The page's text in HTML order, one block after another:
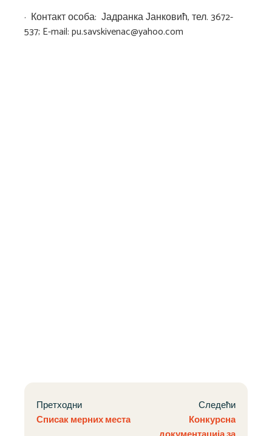
· Контакт особа: Јадранка Јанковић, тел. 3672-
537; E-mail: pu.savskivenac@yahoo.com
Претходни
Списак мерних места
Следећи
Конкурсна